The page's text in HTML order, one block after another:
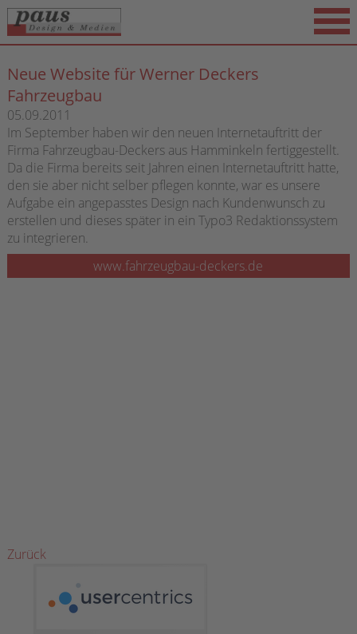
Neue Website für Werner Deckers
Fahrzeugbau
05.09.2011
Im September haben wir den neuen Internetauftritt der
Firma Fahrzeugbau-Deckers aus Hamminkeln fertiggestellt.
Da die Firma bereits seit Jahren einen Internetauftritt hatte,
den sie aber nicht selber pflegen konnte, war es unsere
Aufgabe ein angepasstes Design nach Kundenwunsch zu
erstellen und dieses später in ein Typo3 Redaktionssystem
zu integrieren.
www.fahrzeugbau-deckers.de
Zurück